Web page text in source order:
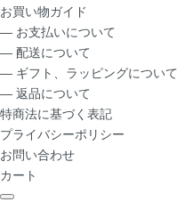
お買い物ガイド
― お支払いについて
― 配送について
― ギフト、ラッピングについて
― 返品について
特商法に基づく表記
プライバシーポリシー
お問い合わせ
カート